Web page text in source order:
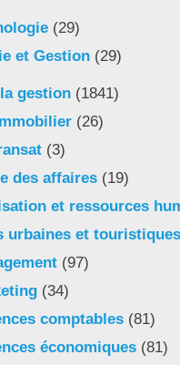
(29)
et Gestion (29)
gestion (1841)
(26)
(3)
des affaires (19)
et ressources
urbaines et touristiques
(97)
(34)
comptables (81)
économiques (81)